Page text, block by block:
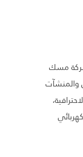
مسك
والمنشآت